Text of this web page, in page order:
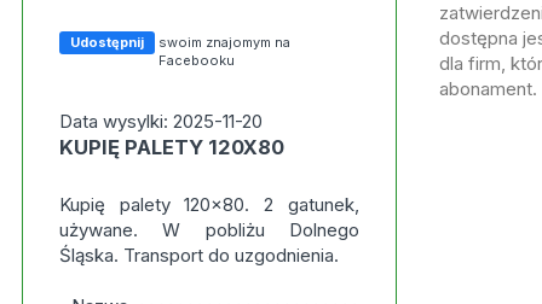
Udostępnij
swoim znajomym na
Facebooku
Data wysylki: 2025-11-20
KUPIĘ PALETY 120X80
Kupię palety 120x80. 2 gatunek,
używane. W pobliżu Dolnego
Śląska. Transport do uzgodnienia.
dostępna
dla firm,
abonament.